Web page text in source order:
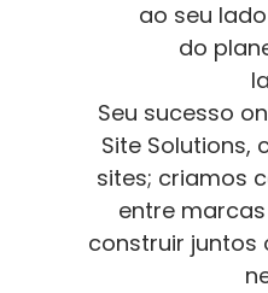
ao seu
do
Seu sucesso
Site Solutions,
sites; criamos
entre
construir juntos